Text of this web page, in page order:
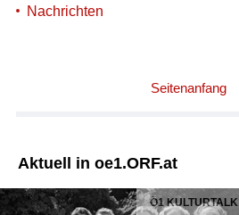
Nachrichten
Seitenanfang
Aktuell in oe1.ORF.at
Ö1 KULTURTALK